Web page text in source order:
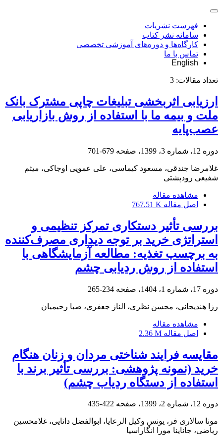
فهرست نشریات
سامانه نشر کتاب
کارگاه‌ها و دوره‌های آموزشی تخصصی
تماس با ما
English
تعداد مقالات: 3
ارزیابی اثربخشی تبلیغات چاپی مشترک بانک
ملت و بیمه ما با استفاده از روش بازاریابی
عصب‌پایه
دوره 12، شماره 3، 1399، صفحه 679-701
غلامرضا جندقی، مسعود کیماسی، علی عمویی اوجاکی، میثم
شفیعی رودپشتی
مشاهده مقاله
اصل مقاله 767.51 K
بررسی تأثیر دست‏کاری تمرکز تنظیمی و
استراتژی خرید بر توجه دیداری مصرف‌کننده
به برچسب تغذیه: مطالعه آزمایشگاهی با
استفاده از روش ردیابی چشم
دوره 17، شماره 1، 1404، صفحه 234-265
رزا هندیجانی، محسن نظری، الناز جعفری، صبا رحیمیان
مشاهده مقاله
اصل مقاله 2.36 M
مقایسه فرایند شناختی مردان و زنان هنگام
خرید (نمونه پژوهشی: بررسی تأثیر برند با
استفاده از دستگاه ردیاب چشم)
دوره 12، شماره 2، 1399، صفحه 422-435
مونا سالاری فر، یونس وکیل الرعایا، ابوالفضل دانایی، غلامحسین
ریاضی، جاناینا مورا انگاراسیا